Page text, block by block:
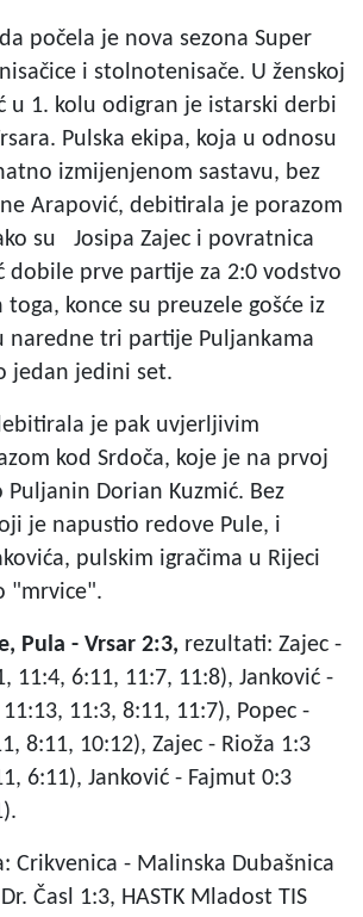
počela je nova sezona Super
i stolnotenisače. U ženskoj
u 1. kolu odigran je istarski derbi
Pulska ekipa, koja u odnosu
izmijenjenom sastavu, bez
Arapović, debitirala je porazom
su Josipa Zajec i povratnica
dobile prve partije za 2:0 vodstvo
toga, konce su preuzele gošće iz
naredne tri partije Puljankama
jedan jedini set.
je pak uvjerljivim
kod Srdoča, koje je na prvoj
Dorian Kuzmić. Bez
je napustio redove Pule, i
pulskim igračima u Rijeci
"mrvice".
Pula - Vrsar 2:3, rezultati: Zajec -
11:4, 6:11, 11:7, 11:8), Janković -
11:3, 8:11, 11:7), Popec -
8:11, 10:12), Zajec - Rioža 1:3
6:11), Janković - Fajmut 0:3
Crikvenica - Malinska Dubašnica
Časl 1:3, HASTK Mladost TIS